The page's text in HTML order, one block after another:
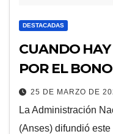
DESTACADAS
CUANDO HAY
POR EL
25 DE MARZO DE
La Administración
(Anses) difundió